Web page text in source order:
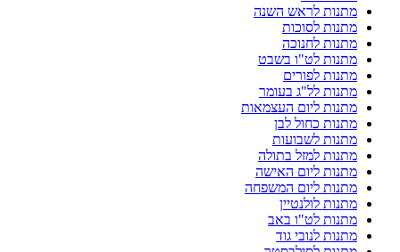
מתנות לראש השנה
מתנות לסוכות
מתנות לחנוכה
מתנות לט"ו בשבט
מתנות לפורים
מתנות לל"ג בעומר
מתנות ליום העצמאות
מתנות כחול לבן
מתנות לשבועות
מתנות למזל בתולה
מתנות ליום האישה
מתנות ליום המשפחה
מתנות לולנטיין
מתנות לט"ו באב
מתנות לנובי גוד